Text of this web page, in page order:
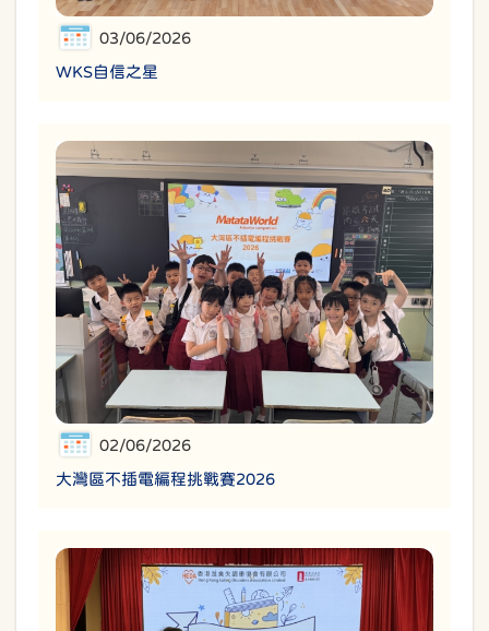
03/06/2026
WKS自信之星
02/06/2026
大灣區不插電編程挑戰賽2026